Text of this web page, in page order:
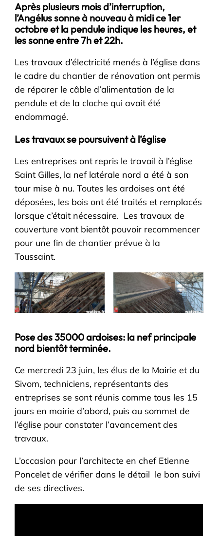
Après plusieurs mois d’interruption,
l’Angélus sonne à nouveau à midi ce 1er
octobre et la pendule indique les heures, et
les sonne entre 7h et 22h.
Les travaux d’électricité menés à l’église dans
le cadre du chantier de rénovation ont permis
de réparer le câble d’alimentation de la
pendule et de la cloche qui avait été
endommagé.
Les travaux se poursuivent à l’église
Les entreprises ont repris le travail à l’église
Saint Gilles, la nef latérale nord a été à son
tour mise à nu. Toutes les ardoises ont été
déposées, les bois ont été traités et remplacés
lorsque c’était nécessaire. Les travaux de
couverture vont bientôt pouvoir recommencer
pour une fin de chantier prévue à la
Toussaint.
Pose des 35000 ardoises: la nef principale
nord bientôt terminée.
Ce mercredi 23 juin, les élus de la Mairie et du
Sivom, techniciens, représentants des
entreprises se sont réunis comme tous les 15
jours en mairie d’abord, puis au sommet de
l’église pour constater l’avancement des
travaux.
L’occasion pour l’architecte en chef Etienne
Poncelet de vérifier dans le détail le bon suivi
de ses directives.